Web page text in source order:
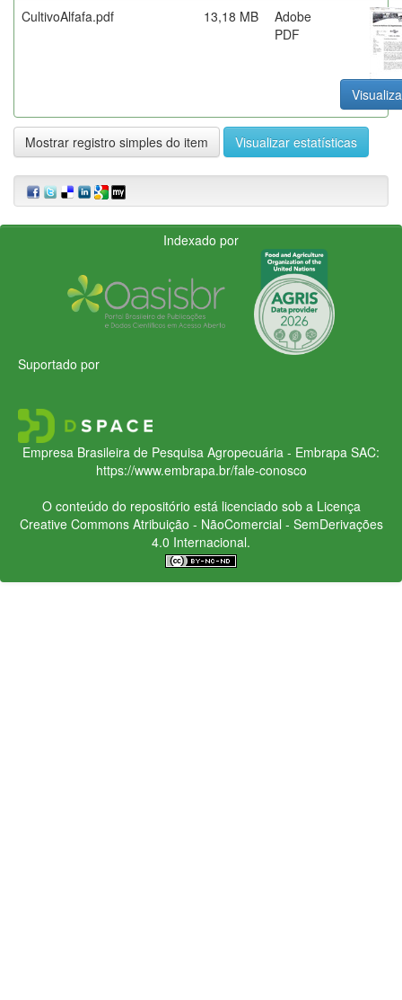
CultivoAlfafa.pdf
13,18 MB
Adobe
PDF
Mostrar registro simples do item Visualizar estatísticas
Indexado por
Suportado por
Empresa Brasileira de Pesquisa Agropecuária - Embrapa SAC:
https://www.embrapa.br/fale-conosco
O conteúdo do repositório está licenciado sob a Licença
Creative CommonsAtribuição - NãoComercial - SemDerivações
4.0 Internacional.